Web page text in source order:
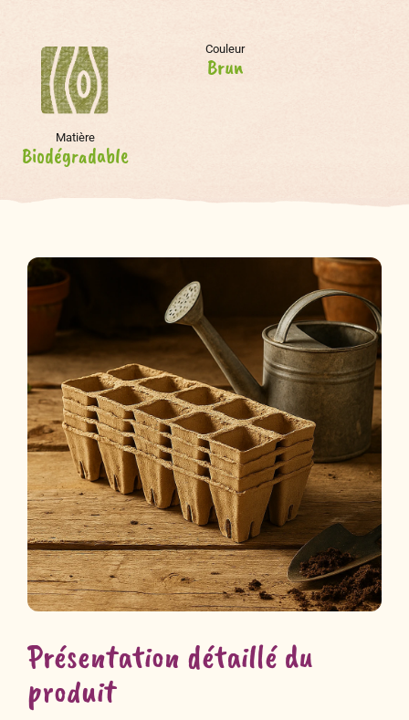
Matière
Biodégradable
Couleur
Brun
Présentation détaillé du
produit